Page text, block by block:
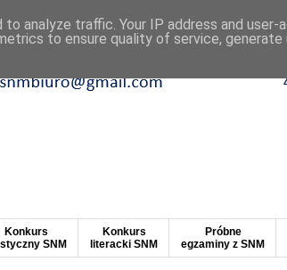
Konkurs
SNM
Konkurs
literacki SNM
Próbne
egzaminy z SNM
analyze traffic. Your IP address and user-
to ensure quality of service, generate